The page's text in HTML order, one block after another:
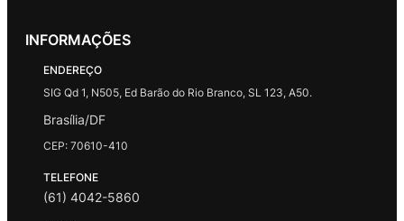
INFORMAÇÕES
ENDEREÇO
SIG Qd 1, N505, Ed Barão do Rio Branco, SL 123, A50.
Brasília/DF
CEP: 70610-410
TELEFONE
(61) 4042-5860